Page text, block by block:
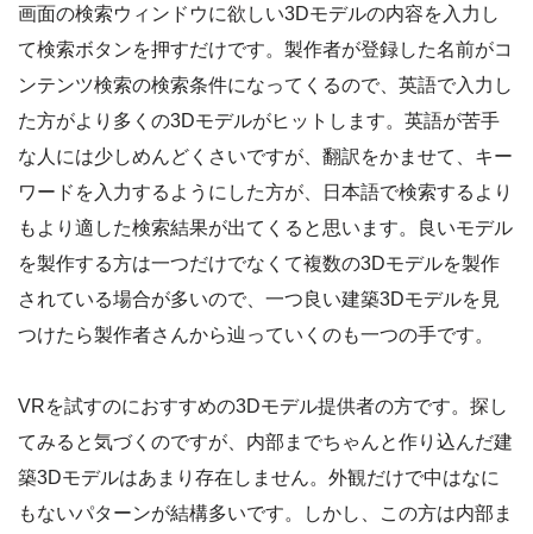
画面の検索ウィンドウに欲しい3Dモデルの内容を入力し
て検索ボタンを押すだけです。製作者が登録した名前がコ
ンテンツ検索の検索条件になってくるので、英語で入力し
た方がより多くの3Dモデルがヒットします。英語が苦手
な人には少しめんどくさいですが、翻訳をかませて、キー
ワードを入力するようにした方が、日本語で検索するより
もより適した検索結果が出てくると思います。良いモデル
を製作する方は一つだけでなくて複数の3Dモデルを製作
されている場合が多いので、一つ良い建築3Dモデルを見
つけたら製作者さんから辿っていくのも一つの手です。
VRを試すのにおすすめの3Dモデル提供者の方です。探し
てみると気づくのですが、内部までちゃんと作り込んだ建
築3Dモデルはあまり存在しません。外観だけで中はなに
もないパターンが結構多いです。しかし、この方は内部ま